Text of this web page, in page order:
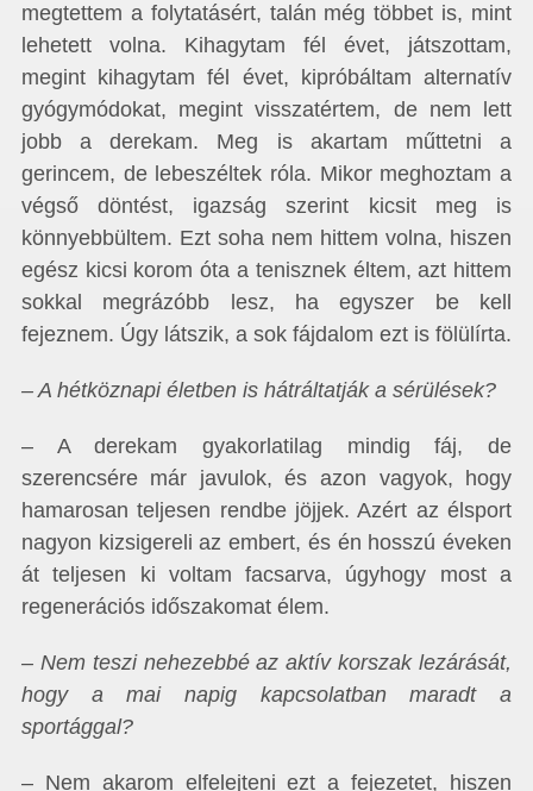
megtettem a folytatásért, talán még többet is, mint
lehetett volna. Kihagytam fél évet, játszottam,
megint kihagytam fél évet, kipróbáltam alternatív
gyógymódokat, megint visszatértem, de nem lett
jobb a derekam. Meg is akartam műttetni a
gerincem, de lebeszéltek róla. Mikor meghoztam a
végső döntést, igazság szerint kicsit meg is
könnyebbültem. Ezt soha nem hittem volna, hiszen
egész kicsi korom óta a tenisznek éltem, azt hittem
sokkal megrázóbb lesz, ha egyszer be kell
fejeznem. Úgy látszik, a sok fájdalom ezt is fölülírta.
– A hétköznapi életben is hátráltatják a sérülések?
– A derekam gyakorlatilag mindig fáj, de
szerencsére már javulok, és azon vagyok, hogy
hamarosan teljesen rendbe jöjjek. Azért az élsport
nagyon kizsigereli az embert, és én hosszú éveken
át teljesen ki voltam facsarva, úgyhogy most a
regenerációs időszakomat élem.
– Nem teszi nehezebbé az aktív korszak lezárását,
hogy a mai napig kapcsolatban maradt a
sportággal?
– Nem akarom elfelejteni ezt a fejezetet, hiszen